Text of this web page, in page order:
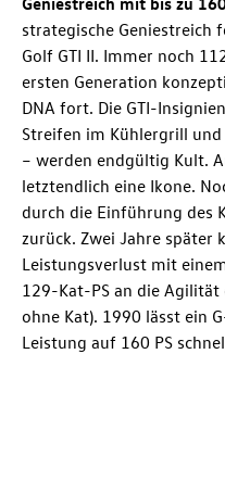
strategische
Golf GTI II. Immer noch
ersten Generation
DNA fort. Die GTI-
Streifen im Kühlergrill
– werden endgültig Kult.
letztendlich eine Ikone.
durch die Einführung des
zurück. Zwei Jahre später
Leistungsverlust mit
129-Kat-PS an die Agilität
ohne Kat). 1990 lässt ein
Leistung auf 160 PS